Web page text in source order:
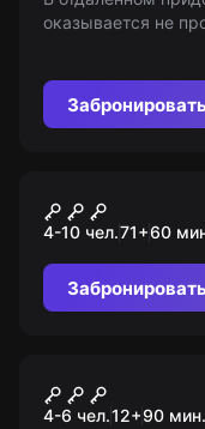
оказывается не
Игра в
4-10 чел.71+60
4-6 чел.12+90 мин.